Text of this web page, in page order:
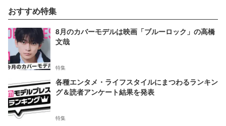
おすすめ特集
8月のカバーモデルは映画「ブルーロック」の高橋
文哉
特集
各種エンタメ・ライフスタイルにまつわるランキン
グ＆読者アンケート結果を発表
特集